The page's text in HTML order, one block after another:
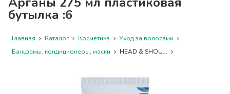
бутылка :6
Главная Каталог Косметика
Уход за волосами
Бальзамы, кондиционеры, маски
HEAD & SHOU...